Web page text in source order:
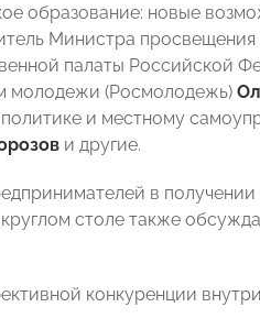
образование: новые
Министра
палаты Российской
молодежи (Росмолодежь)
и местному
и другие.
в получении
столе также
конкуренции